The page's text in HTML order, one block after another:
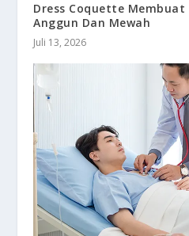
Dress Coquette Membuat
Anggun Dan Mewah
Juli 13, 2026